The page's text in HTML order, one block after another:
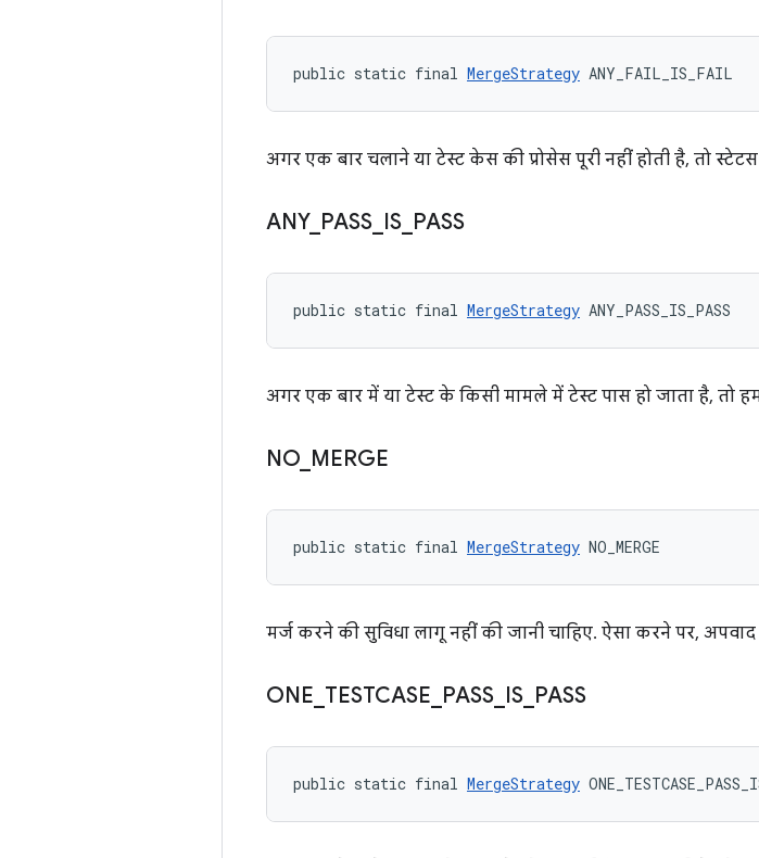
public static final MergeStrategy ANY_FAIL_IS_FAIL
अगर एक बार चलाने या टेस्ट केस की प्रोसेस पूरी नहीं होती है, तो
ANY_ PASS IS PASS
public static final MergeStrategy ANY_PASS_IS_PASS
अगर एक बार में या टेस्ट के किसी मामले में टेस्ट पास हो जाता है, तो
NO MERGE
public static final MergeStrategy NO_MERGE
मर्ज करने की सुविधा लागू नहीं की जानी चाहिए. ऐसा करने पर,
ONE TESTCASE PASS IS PASS
public static final MergeStrategy